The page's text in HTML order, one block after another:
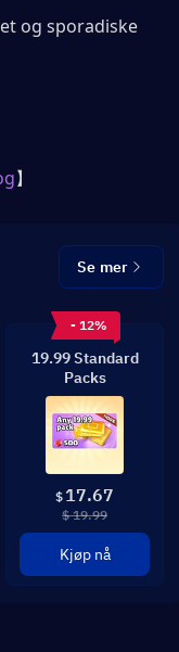
og sporadiske
】
Se mer
- 12%
19.99 Standard
Packs
$ 17.67
$ 19.99
Kjøp nå